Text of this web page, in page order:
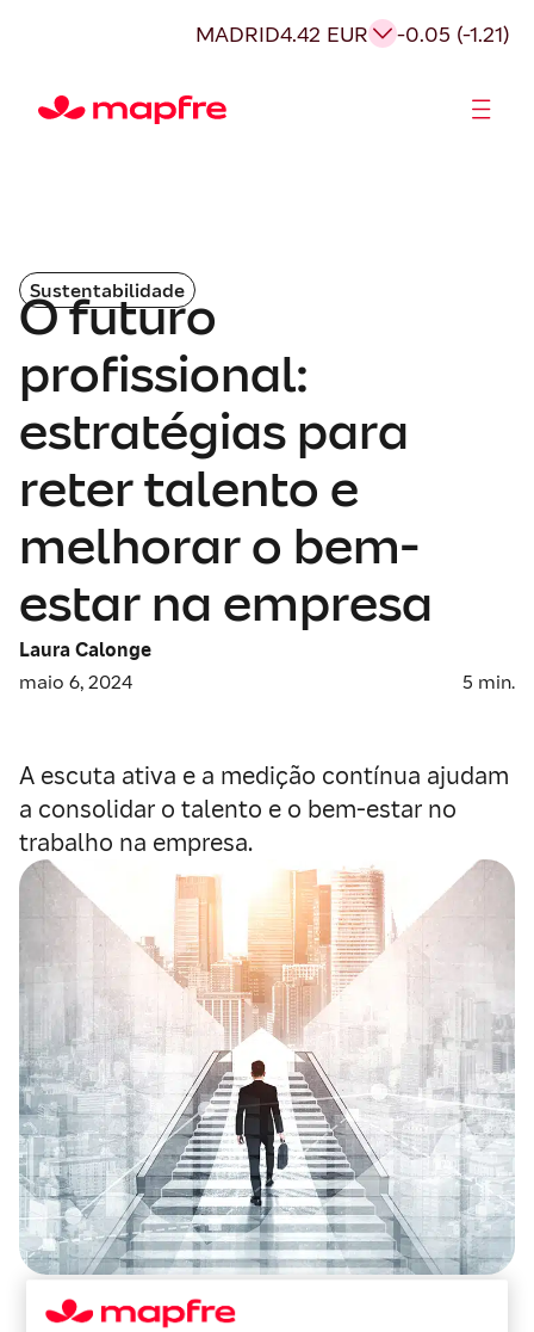
MADRID4.42 EUR -0.05 (-1.21)
Sustentabilidade
O futuro
profissional:
estratégias para
reter talento e
melhorar o bem-
estar na empresa
Laura Calonge
maio 6, 2024
5 min.
A escuta ativa e a medição contínua ajudam
a consolidar o talento e o bem-estar no
trabalho na empresa.